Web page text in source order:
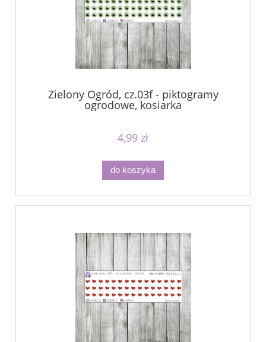
Zielony Ogród, cz.03f - piktogramy
ogrodowe, kosiarka
4,99 zł
do koszyka